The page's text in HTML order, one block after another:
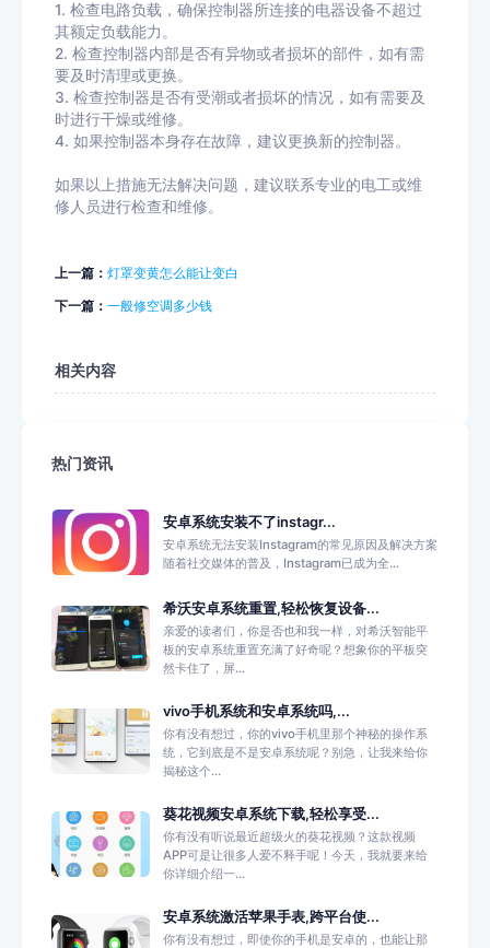
1. 检查电路负载，确保控制器所连接的电器设备不超过
其额定负载能力。
2. 检查控制器内部是否有异物或者损坏的部件，如有需
要及时清理或更换。
3. 检查控制器是否有受潮或者损坏的情况，如有需要及
时进行干燥或维修。
4. 如果控制器本身存在故障，建议更换新的控制器。
如果以上措施无法解决问题，建议联系专业的电工或维
修人员进行检查和维修。
上一篇： 灯罩变黄怎么能让变白
下一篇： 一般修空调多少钱
相关内容
热门资讯
安卓系统安装不了instagr...
安卓系统无法安装Instagram的常见原因及解决方案
随着社交媒体的普及，Instagram已成为全...
希沃安卓系统重置,轻松恢复设备...
亲爱的读者们，你是否也和我一样，对希沃智能平
板的安卓系统重置充满了好奇呢？想象你的平板突
然卡住了，屏...
vivo手机系统和安卓系统吗,...
你有没有想过，你的vivo手机里那个神秘的操作系
统，它到底是不是安卓系统呢？别急，让我来给你
揭秘这个...
葵花视频安卓系统下载,轻松享受...
你有没有听说最近超级火的葵花视频？这款视频
APP可是让很多人爱不释手呢！今天，我就要来给
你详细介绍一...
安卓系统激活苹果手表,跨平台使...
你有没有想过，即使你的手机是安卓的，也能让那